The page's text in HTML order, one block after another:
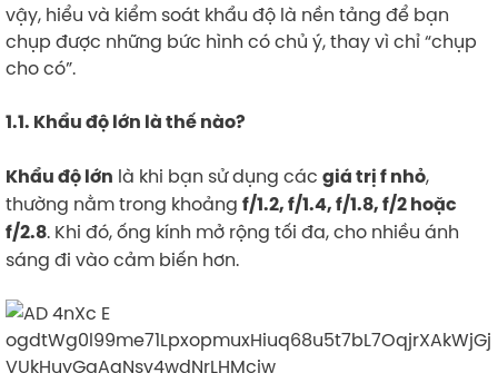
vậy, hiểu và kiểm soát khẩu độ là nền tảng để bạn
chụp được những bức hình có chủ ý, thay vì chỉ “chụp
cho có”.
1.1. Khẩu độ lớn là thế nào?
Khẩu độ lớn là khi bạn sử dụng các giá trị f nhỏ,
thường nằm trong khoảng f/1.2, f/1.4, f/1.8, f/2 hoặc
f/2.8. Khi đó, ống kính mở rộng tối đa, cho nhiều ánh
sáng đi vào cảm biến hơn.